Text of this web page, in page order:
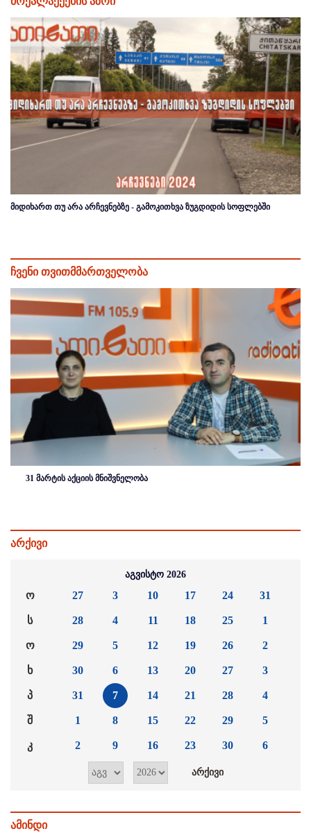
მიდიხართ თუ არა არჩევნებზე - გამოკითხვა ზუგდიდის სოფლებში
ჩვენი თვითმმართველობა
31 მარტის აქციის მნიშვნელობა
არქივი
აგვისტო 2026
ო
ს
ო
ხ
პ
შ
კ
27
28
29
30
31
1
2
3
4
5
6
7
8
9
10
11
12
13
14
15
16
17
18
19
20
21
22
23
24
25
26
27
28
29
30
31
1
2
3
4
5
6
ამინდი